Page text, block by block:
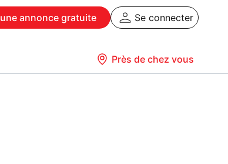
une annonce gratuite Se connecter
Près de chez vous